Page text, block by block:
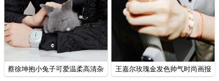
蔡徐坤抱小兔子可爱温柔高清杂
王嘉尔玫瑰金发色帅气时尚画报